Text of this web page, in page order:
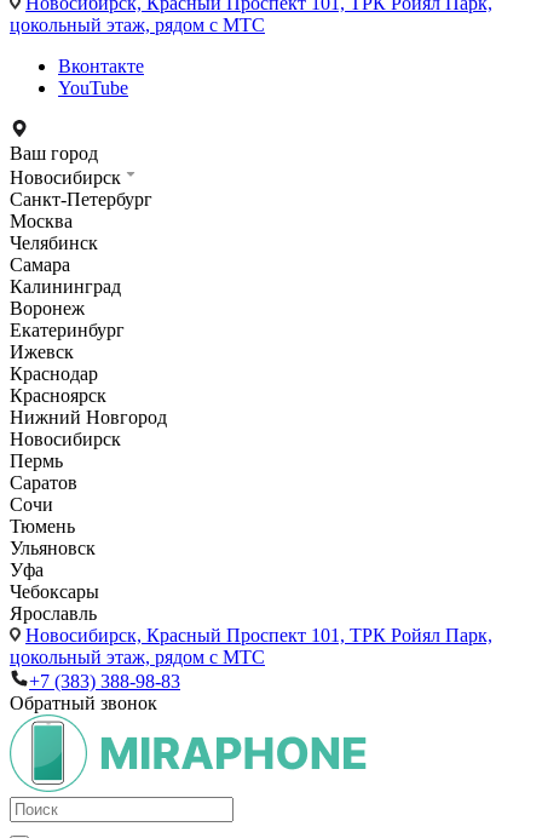
цокольный этаж, рядом с МТС
Вконтакте
YouTube
Ваш город
Новосибирск
Санкт-Петербург
Москва
Челябинск
Самара
Калининград
Воронеж
Екатеринбург
Ижевск
Краснодар
Красноярск
Нижний Новгород
Новосибирск
Пермь
Саратов
Сочи
Тюмень
Ульяновск
Уфа
Чебоксары
Ярославль
Новосибирск, Красный Проспект 101, ТРК Ройял Парк,
цокольный этаж, рядом с МТС
+7 (383) 388-98-83
Обратный звонок